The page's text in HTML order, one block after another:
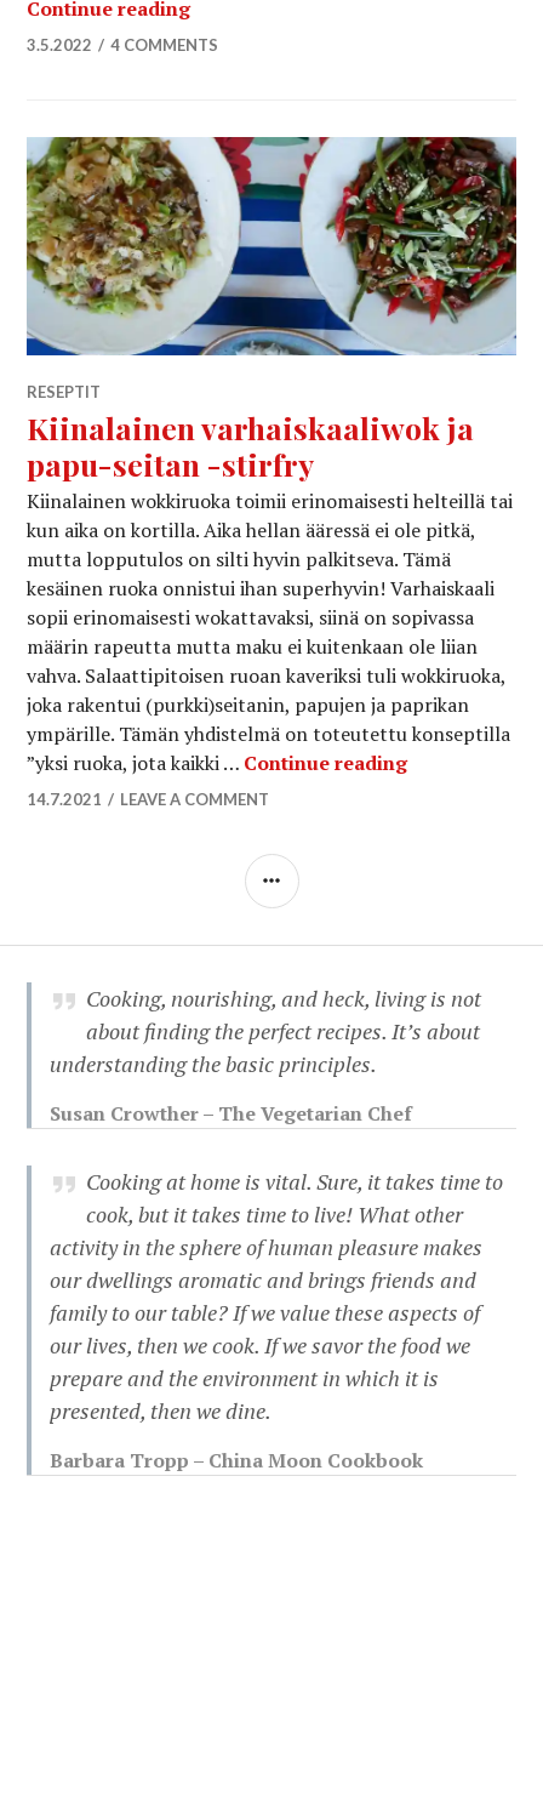
Continue readingKaura-chilicrisp – hyvä syy tehdä
3.5.2022 4 COMMENTS
RESEPTIT
Kiinalainen varhaiskaaliwok ja
papu-seitan -stirfry
Kiinalainen wokkiruoka toimii erinomaisesti helteillä tai
kun aika on kortilla. Aika hellan ääressä ei ole pitkä,
mutta lopputulos on silti hyvin palkitseva. Tämä
kesäinen ruoka onnistui ihan superhyvin! Varhaiskaali
sopii erinomaisesti wokattavaksi, siinä on sopivassa
määrin rapeutta mutta maku ei kuitenkaan ole liian
vahva. Salaattipitoisen ruoan kaveriksi tuli wokkiruoka,
joka rakentui (purkki)seitanin, papujen ja paprikan
ympärille. Tämän yhdistelmä on toteutettu konseptilla
”yksi ruoka, jota kaikki … Continue readingKiinalainen
14.7.2021 LEAVE A COMMENT
SIDEBAR
Cooking, nourishing, and heck, living is not
about finding the perfect recipes. It’s about
understanding the basic principles.
Susan Crowther – The Vegetarian Chef
Cooking at home is vital. Sure, it takes time to
cook, but it takes time to live! What other
activity in the sphere of human pleasure makes
our dwellings aromatic and brings friends and
family to our table? If we value these aspects of
our lives, then we cook. If we savor the food we
prepare and the environment in which it is
presented, then we dine.
Barbara Tropp – China Moon Cookbook